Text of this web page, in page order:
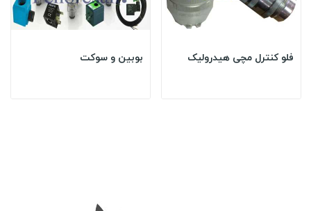
بوبین و سوکت فلو کنترل مچی هیدرولیک